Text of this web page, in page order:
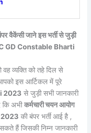
जाने इस भर्ती से जुड़ी
GD Constable Bharti
व्यक्ति को तहे दिल से
इस आर्टिकल में पूरे
2023 से जुड़ी सभी जानकारी
कि अभीकर्मचारी चयन आयोग
की बंपर भर्ती आई है ,
हैं जिसकी निम्न जानकारी